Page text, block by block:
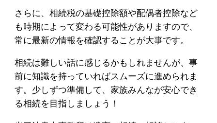
さらに、相続税の基礎控除額や配偶者控除など
も時期によって変わる可能性がありますので、
常に最新の情報を確認することが大事です。
相続は難しい話に感じるかもしれませんが、事
前に知識を持っていればスムーズに進められま
す。少しずつ準備して、家族みんなが安心でき
る相続を目指しましょう！